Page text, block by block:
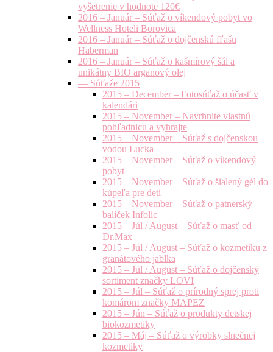
vyšetrenie v hodnote 120€
2016 – Január – Súťaž o víkendový pobyt vo
Wellness Hoteli Borovica
2016 – Január – Súťaž o dojčenskú fľašu
Haberman
2016 – Január – Súťaž o kašmírový šál a
unikátny BIO arganový olej
— Súťaže 2015
2015 – December – Fotosúťaž o účasť v
kalendári
2015 – November – Navrhnite vlastnú
pohľadnicu a vyhrajte
2015 – November – Súťaž s dojčenskou
vodou Lucka
2015 – November – Súťaž o víkendový
pobyt
2015 – November – Súťaž o šialený gél do
kúpeľa pre deti
2015 – November – Súťaž o patnerský
balíček Infolic
2015 – Júl / August – Súťaž o masť od
Dr.Max
2015 – Júl / August – Súťaž o kozmetiku z
granátového jablka
2015 – Júl / August – Súťaž o dojčenský
sortiment značky LOVI
2015 – Júl – Súťaž o prírodný sprej proti
komárom značky MAPEZ
2015 – Jún – Súťaž o produkty detskej
biokozmetiky
2015 – Máj – Súťaž o výrobky slnečnej
kozmetiky